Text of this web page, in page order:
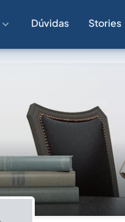
Dúvidas Stories